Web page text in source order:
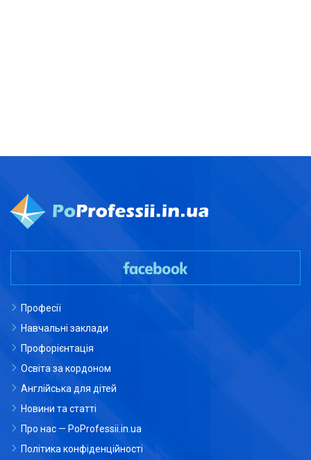
Професії
Навчальні заклади
Профорієнтація
Освіта за кордоном
Англійська для дітей
Новини та статті
Про нас — PoProfessii.in.ua
Політика конфіденційності